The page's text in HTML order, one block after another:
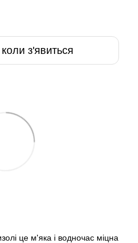
з'явиться
це м'яка і водночас міцна